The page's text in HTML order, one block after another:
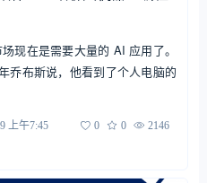
现在是需要大量的 AI 应用了。
乔布斯说，他看到了个人电脑的
上午7:45 0 0
2146